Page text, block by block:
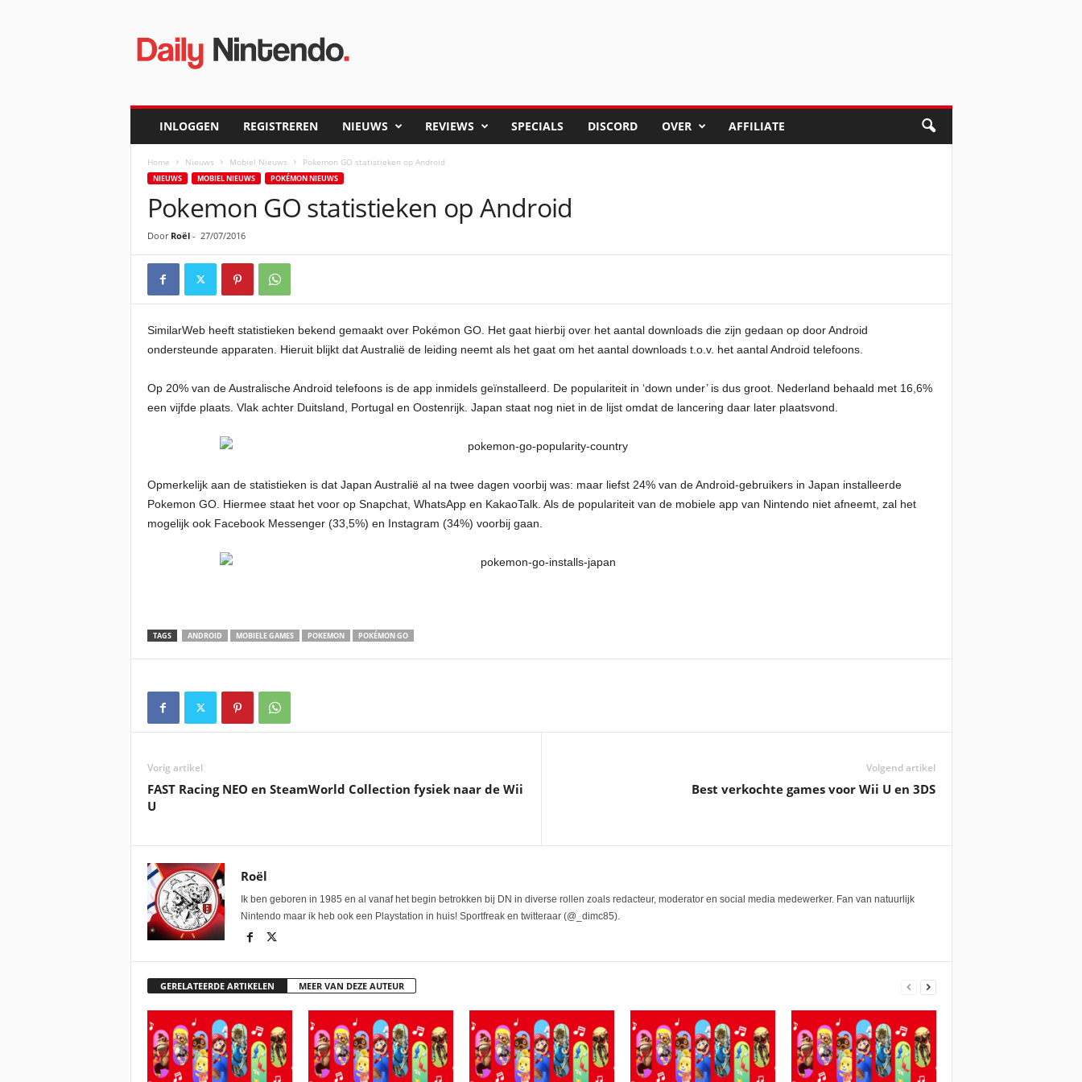
INLOGGEN REGISTREREN NIEUWS REVIEWS SPECIALS DISCORD OVER AFFILIATE
Home Nieuws Mobiel Nieuws Pokemon GO statistieken op Android
NIEUWS MOBIEL NIEUWS POKÉMON NIEUWS
Pokemon GO statistieken op Android
Door Roël- 27/07/2016
SimilarWeb heeft statistieken bekend gemaakt over Pokémon GO. Het gaat hierbij over het aantal downloads die zijn gedaan op door Android
ondersteunde apparaten. Hieruit blijkt dat Australië de leiding neemt als het gaat om het aantal downloads t.o.v. het aantal Android telefoons.
Op 20% van de Australische Android telefoons is de app inmidels geïnstalleerd. De populariteit in ‘down under’ is dus groot. Nederland behaald met 16,6%
een vijfde plaats. Vlak achter Duitsland, Portugal en Oostenrijk. Japan staat nog niet in de lijst omdat de lancering daar later plaatsvond.
Opmerkelijk aan de statistieken is dat Japan Australië al na twee dagen voorbij was: maar liefst 24% van de Android-gebruikers in Japan installeerde
Pokemon GO. Hiermee staat het voor op Snapchat, WhatsApp en KakaoTalk. Als de populariteit van de mobiele app van Nintendo niet afneemt, zal het
mogelijk ook Facebook Messenger (33,5%) en Instagram (34%) voorbij gaan.
TAGS ANDROID MOBIELE GAMES POKEMON POKÉMON GO
Vorig artikel
FAST Racing NEO en SteamWorld Collection fysiek naar de Wii
U
Volgend artikel
Best verkochte games voor Wii U en 3DS
Roël
Ik ben geboren in 1985 en al vanaf het begin betrokken bij DN in diverse rollen zoals redacteur, moderator en social media medewerker. Fan van natuurlijk
Nintendo maar ik heb ook een Playstation in huis! Sportfreak en twitteraar (@_dimc85).
GERELATEERDE ARTIKELEN MEER VAN DEZE AUTEUR